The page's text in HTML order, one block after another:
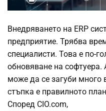
Внедряването на ERP
предприятие. Трябва
специалисти. Това е по-
обновяване на софтуера.
може да се загуби много
стъпка е правилното
Според CIO.com,